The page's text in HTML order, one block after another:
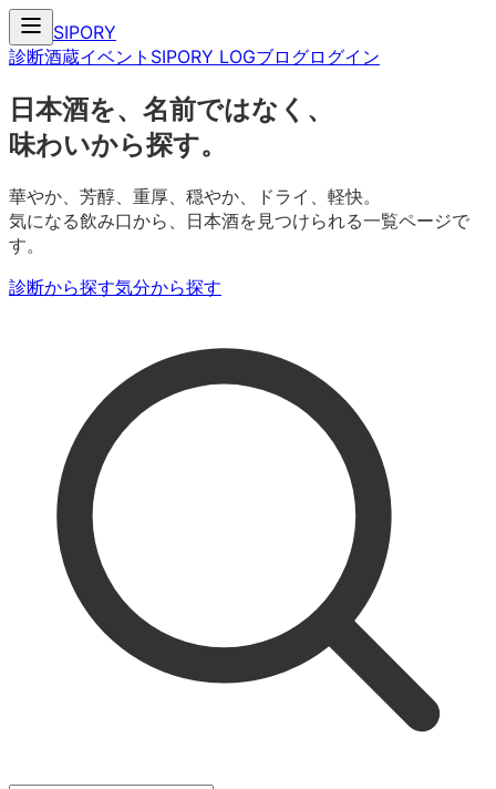
SIPORY
診断酒蔵イベント SIPORY LOGブログログイン
日本酒を、名前ではなく、
味わいから探す。
華やか、芳醇、重厚、穏やか、ドライ、軽快。
気になる飲み口から、日本酒を見つけられる一覧ページで
す。
診断から探す気分から探す